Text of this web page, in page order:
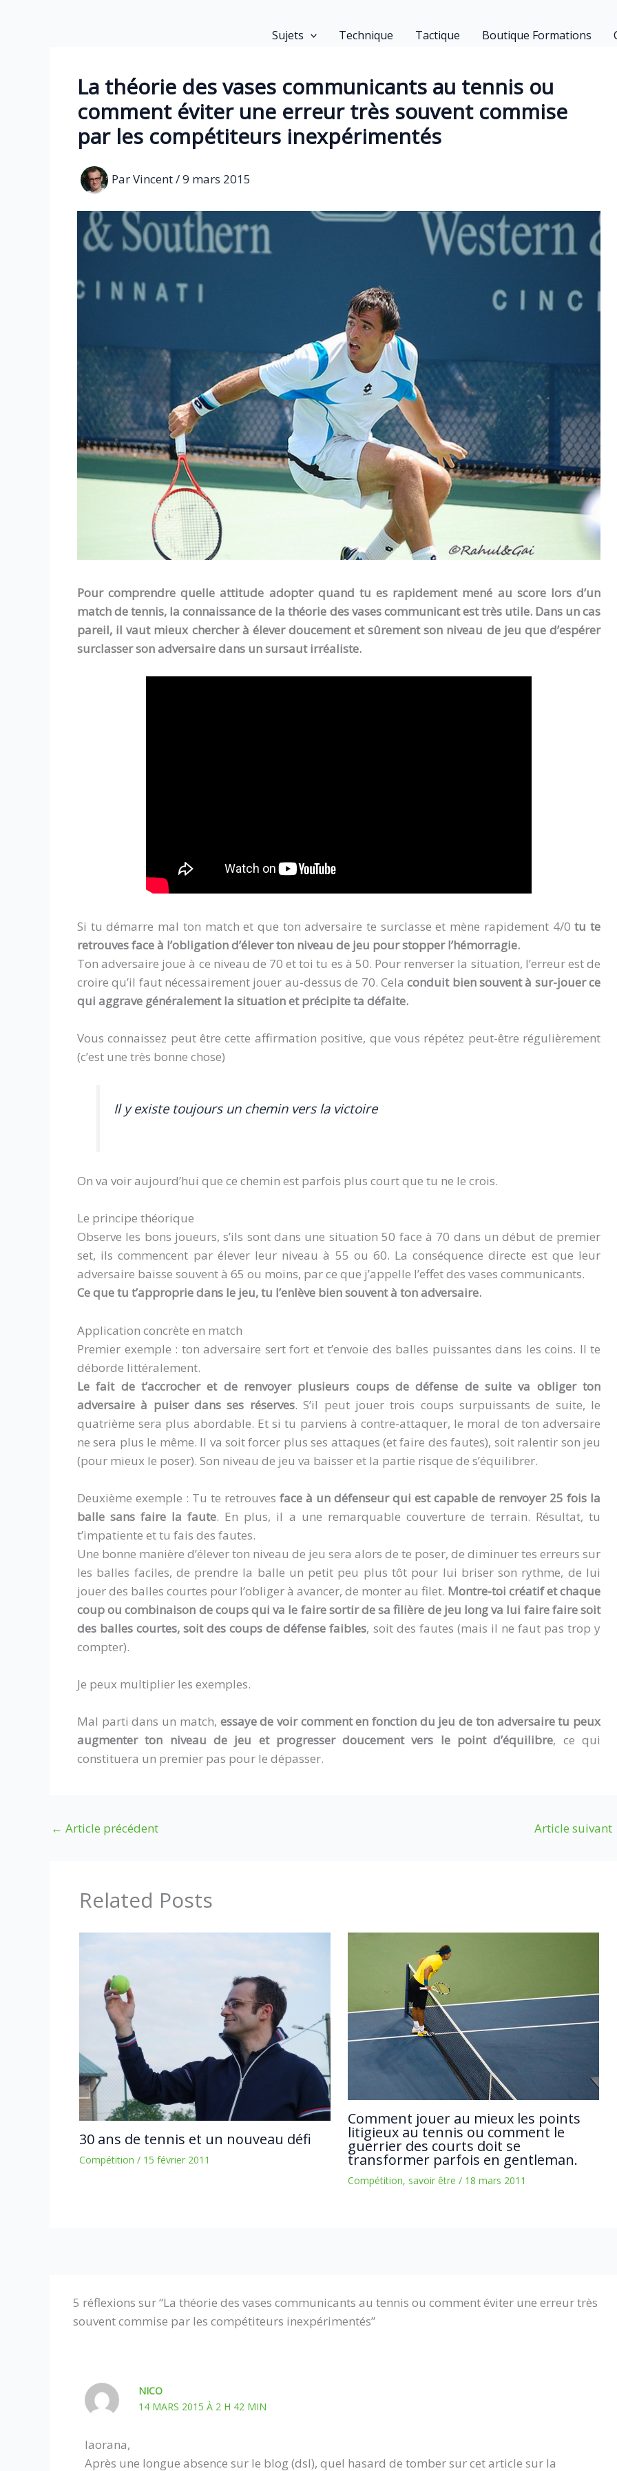
Sujets Technique Tactique Boutique Formations
La théorie des vases communicants au tennis ou
comment éviter une erreur très souvent commise
par les compétiteurs inexpérimentés
ParVincent/9 mars 2015
Pour comprendre quelle attitude adopter quand tu es rapidement mené au score lors d’un
match de tennis, la connaissance de la théorie des vases communicant est très utile. Dans un cas
pareil, il vaut mieux chercher à élever doucement et sûrement son niveau de jeu que d’espérer
surclasser son adversaire dans un sursaut irréaliste.
Si tu démarre mal ton match et que ton adversaire te surclasse et mène rapidement 4/0 tu te
retrouves face à l’obligation d’élever ton niveau de jeu pour stopper l’hémorragie.
Ton adversaire joue à ce niveau de 70 et toi tu es à 50. Pour renverser la situation, l’erreur est de
croire qu’il faut nécessairement jouer au-dessus de 70. Celaconduit bien souvent à sur-jouer ce
qui aggrave généralement la situation et précipite ta défaite.
Vous connaissez peut être cette affirmation positive, que vous répétez peut-être régulièrement
(c’est une très bonne chose)
Il y existe toujours un chemin vers la victoire
On va voir aujourd’hui que ce chemin est parfois plus court que tu ne le crois.
Le principe théorique
Observe les bons joueurs, s’ils sont dans une situation 50 face à 70 dans un début de premier
set, ils commencent par élever leur niveau à 55 ou 60. La conséquence directe est que leur
adversaire baisse souvent à 65 ou moins, par ce que j’appelle l’effet des vases communicants.
Ce que tu t’approprie dans le jeu, tu l’enlève bien souvent à ton adversaire.
Application concrète en match
Premier exemple : ton adversaire sert fort et t’envoie des balles puissantes dans les coins. Il te
déborde littéralement.
Le fait de t’accrocher et de renvoyer plusieurs coups de défense de suite va obliger ton
adversaire à puiser dans ses réserves. S’il peut jouer trois coups surpuissants de suite, le
quatrième sera plus abordable. Et si tu parviens à contre-attaquer, le moral de ton adversaire
ne sera plus le même. Il va soit forcer plus ses attaques (et faire des fautes), soit ralentir son jeu
(pour mieux le poser). Son niveau de jeu va baisser et la partie risque de s’équilibrer.
Deuxième exemple : Tu te retrouves face à un défenseur qui est capable de renvoyer 25 fois la
balle sans faire la faute. En plus, il a une remarquable couverture de terrain. Résultat, tu
t’impatiente et tu fais des fautes.
Une bonne manière d’élever ton niveau de jeu sera alors de te poser, de diminuer tes erreurs sur
les balles faciles, de prendre la balle un petit peu plus tôt pour lui briser son rythme, de lui
jouer des balles courtes pour l’obliger à avancer, de monter au filet. Montre-toi créatif et chaque
coup ou combinaison de coups qui va le faire sortir de sa filière de jeu long va lui faire faire soit
des balles courtes, soit des coups de défense faibles, soit des fautes (mais il ne faut pas trop y
compter).
Je peux multiplier les exemples.
Mal parti dans un match, essaye de voir comment en fonction du jeu de ton adversaire tu peux
augmenter ton niveau de jeu et progresser doucement vers le point d’équilibre, ce qui
constituera un premier pas pour le dépasser.
← Article précédent Article suivant
Related Posts
30 ans de tennis et un nouveau défi
Compétition / 15 février 2011
Comment jouer au mieux les points
litigieux au tennis ou comment le
guerrier des courts doit se
transformer parfois en gentleman.
Compétition, savoir être / 18 mars 2011
5 réflexions sur “La théorie des vases communicants au tennis ou comment éviter une erreur très
souvent commise par les compétiteurs inexpérimentés”
NICO
14 MARS 2015 À 2 H 42 MIN
Iaorana,
Après une longue absence sur le blog (dsl), quel hasard de tomber sur cet article sur la